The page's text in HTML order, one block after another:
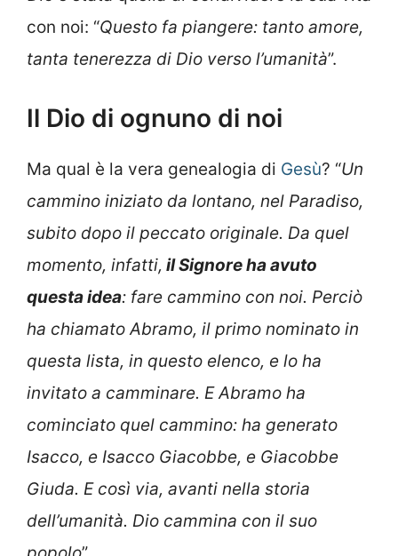
con noi: “Questo fa piangere: tanto amore,
tanta tenerezza di Dio verso l’umanità”.
Il Dio di ognuno di noi
Ma qual è la vera genealogia di Gesù? “Un
cammino iniziato da lontano, nel Paradiso,
subito dopo il peccato originale. Da quel
momento, infatti, il Signore ha avuto
questa idea: fare cammino con noi. Perciò
ha chiamato Abramo, il primo nominato in
questa lista, in questo elenco, e lo ha
invitato a camminare. E Abramo ha
cominciato quel cammino: ha generato
Isacco, e Isacco Giacobbe, e Giacobbe
Giuda. E così via, avanti nella storia
dell’umanità. Dio cammina con il suo